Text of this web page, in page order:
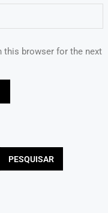
this browser for the next
PESQUISAR